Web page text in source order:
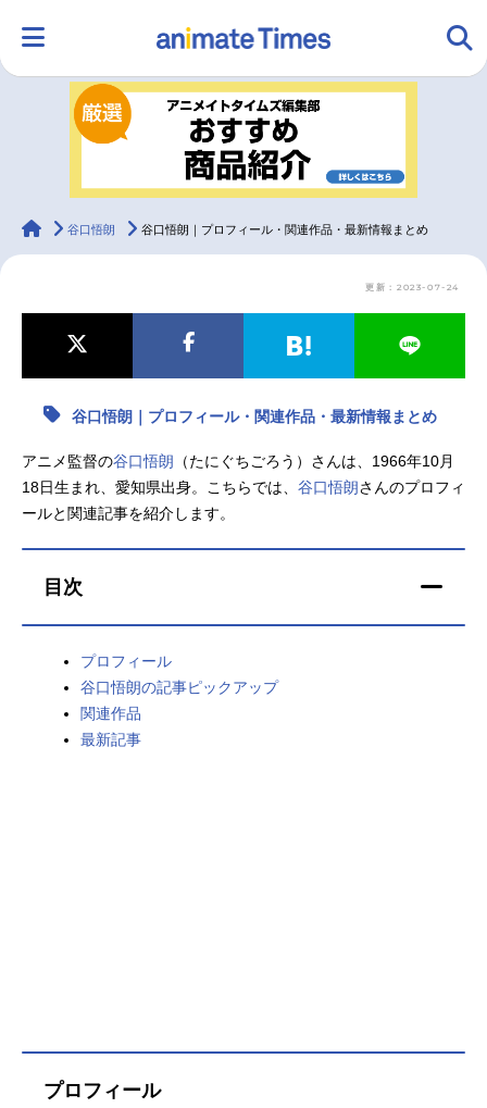
ランキング アニメ
ラジオ みんなの声
アニメ記事一覧 声優記事一覧
アニメ映画一覧
秋アニメ
男性声優/女性声優一覧
animateTimes
谷口悟朗 谷口悟朗｜プロフィール・関連作品・最新情報まとめ
更新：2023-07-24
谷口悟朗｜プロフィール・関連作品・最新情報まとめ
アニメ監督の谷口悟朗 （たにぐちごろう）さんは、1966年10月
18日生まれ、愛知県出身。こちらでは、 谷口悟朗さんのプロフィ
ールと関連記事を紹介します。
目次
プロフィール
谷口悟朗の記事ピックアップ
関連作品
最新記事
プロフィール